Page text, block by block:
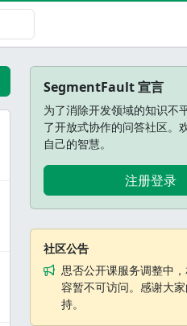
SegmentFault 宣言
为了消除开发领域的知识不
了开放式协作的问答社区。
自己的智慧。
注册登录
社区公告
思否公开课服务调整中
容暂不可访问。感谢大
持。